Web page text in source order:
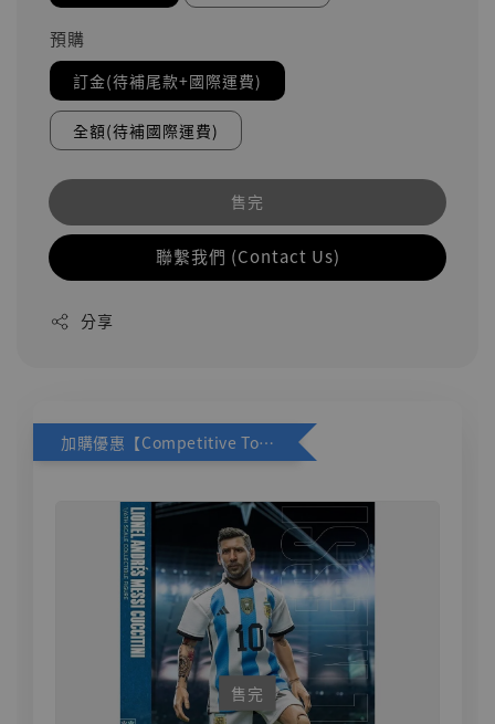
預購
訂金(待補尾款+國際運費)
全額(待補國際運費)
售完
聯繫我們 (Contact Us)
分享
加購優惠【Competitive Toys 梅西 [CM001]】
售完